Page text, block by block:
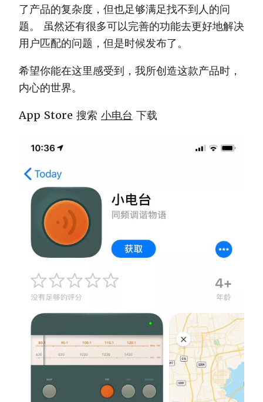
了产品的复杂度，但也足够满足找不到人的问
题。 虽然还有很多可以完善的功能去更好地解决
用户匹配的问题，但是时候发布了。
希望你能在这里感受到，我所创造这款产品时，
内心的世界。
App Store 搜索 小电台 下载